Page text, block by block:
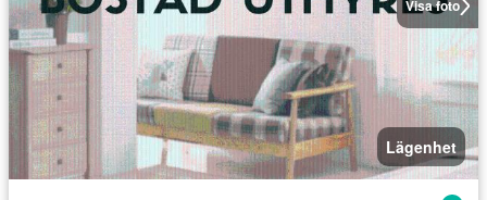
Visa foto
Lägenhet